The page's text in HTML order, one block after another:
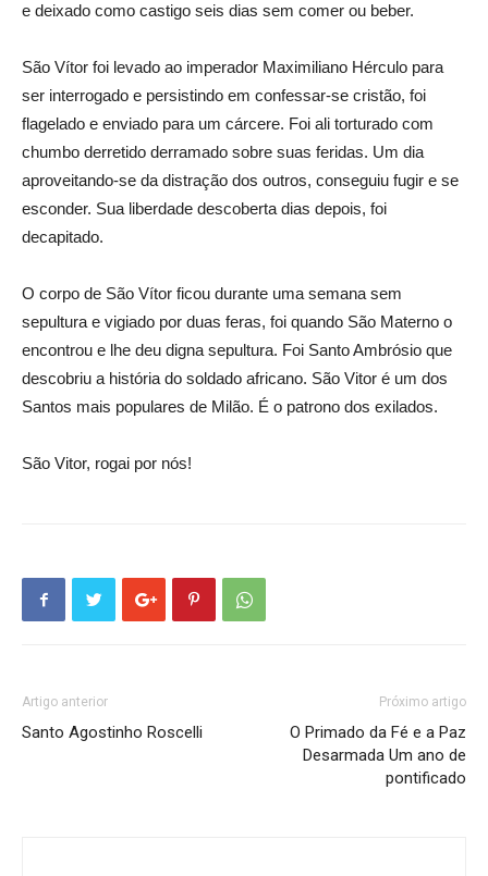
e deixado como castigo seis dias sem comer ou beber.
São Vítor foi levado ao imperador Maximiliano Hérculo para
ser interrogado e persistindo em confessar-se cristão, foi
flagelado e enviado para um cárcere. Foi ali torturado com
chumbo derretido derramado sobre suas feridas. Um dia
aproveitando-se da distração dos outros, conseguiu fugir e se
esconder. Sua liberdade descoberta dias depois, foi
decapitado.
O corpo de São Vítor ficou durante uma semana sem
sepultura e vigiado por duas feras, foi quando São Materno o
encontrou e lhe deu digna sepultura. Foi Santo Ambrósio que
descobriu a história do soldado africano. São Vitor é um dos
Santos mais populares de Milão. É o patrono dos exilados.
São Vitor, rogai por nós!
Artigo anterior
Santo Agostinho Roscelli
Próximo artigo
O Primado da Fé e a Paz
Desarmada Um ano de
pontificado